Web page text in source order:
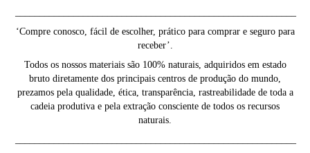
‘Compre conosco, fácil de escolher, prático para comprar e seguro para
receber’.
Todos os nossos materiais são 100% naturais, adquiridos em estado
bruto diretamente dos principais centros de produção do mundo,
prezamos pela qualidade, ética, transparência, rastreabilidade de toda a
cadeia produtiva e pela extração consciente de todos os recursos
naturais.